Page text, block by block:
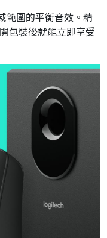
範圍的平衡音效。精
包裝後就能立即享受